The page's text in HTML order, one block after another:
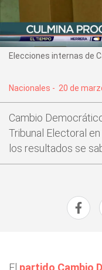
Elecciones internas de
Nacionales - 20 de
Cambio
Tribunal Electoral
los resultados se
El partido Cambio